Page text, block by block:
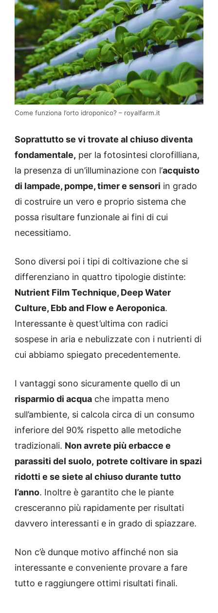
Come funziona l’orto idroponico? – royalfarm.it
Soprattutto se vi trovate al chiuso diventa
fondamentale, per la fotosintesi clorofilliana,
la presenza di un’illuminazione con l’acquisto
di lampade, pompe, timer e sensori in grado
di costruire un vero e proprio sistema che
possa risultare funzionale ai fini di cui
necessitiamo.
Sono diversi poi i tipi di coltivazione che si
differenziano in quattro tipologie distinte:
Nutrient Film Technique, Deep Water
Culture, Ebb and Flow e Aeroponica.
Interessante è quest’ultima con radici
sospese in aria e nebulizzate con i nutrienti di
cui abbiamo spiegato precedentemente.
I vantaggi sono sicuramente quello di un
risparmio di acqua che impatta meno
sull’ambiente, si calcola circa di un consumo
inferiore del 90% rispetto alle metodiche
tradizionali. Non avrete più erbacce e
parassiti del suolo, potrete coltivare in spazi
ridotti e se siete al chiuso durante tutto
l’anno. Inoltre è garantito che le piante
cresceranno più rapidamente per risultati
davvero interessanti e in grado di spiazzare.
Non c’è dunque motivo affinché non sia
interessante e conveniente provare a fare
tutto e raggiungere ottimi risultati finali.